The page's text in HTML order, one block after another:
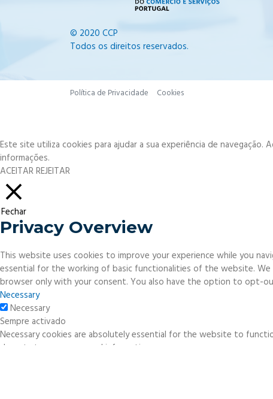
© 2020 CCP
Todos os direitos reservados.
Política de Privacidade Cookies
Este site utiliza cookies para ajudar a sua experiência de
informações.
ACEITARREJEITAR
Fechar
Privacy Overview
This website uses cookies to improve your experience while you
essential for the working of basic functionalities of the website.
browser only with your consent. You also have the option to opt-
Necessary
Necessary
Sempre activado
Necessary cookies are absolutely essential for the website to
do not store any personal information.